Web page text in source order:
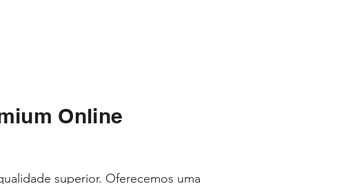
Online
superior. Oferecemos uma